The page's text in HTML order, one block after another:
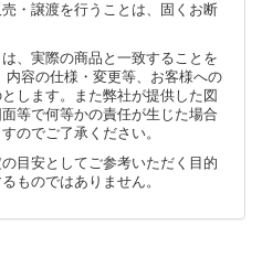
・譲渡を行うことは、固くお断
、実際の商品と一致することを
容の仕様・変更等、お客様への
します。また弊社が提供した図
等で何等かの責任が生じた場合
のでご了承ください。
目安としてご参考いただく目的
ものではありません。